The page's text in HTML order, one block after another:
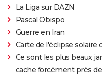
La Liga sur DAZN
Pascal Obispo
Guerre en Iran
Carte de l'éclipse solaire
Ce sont les plus beaux
cache forcément près